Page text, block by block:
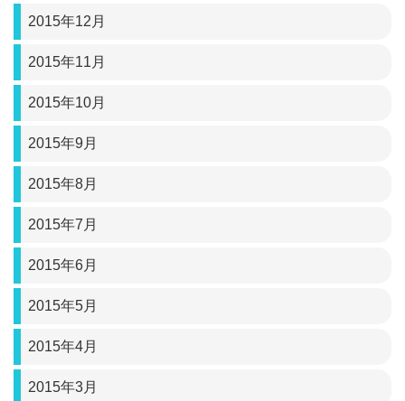
2015年12月
2015年11月
2015年10月
2015年9月
2015年8月
2015年7月
2015年6月
2015年5月
2015年4月
2015年3月